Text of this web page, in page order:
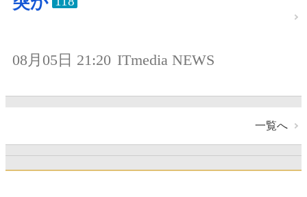
08月05日 21:20 ITmedia NEWS
一覧へ